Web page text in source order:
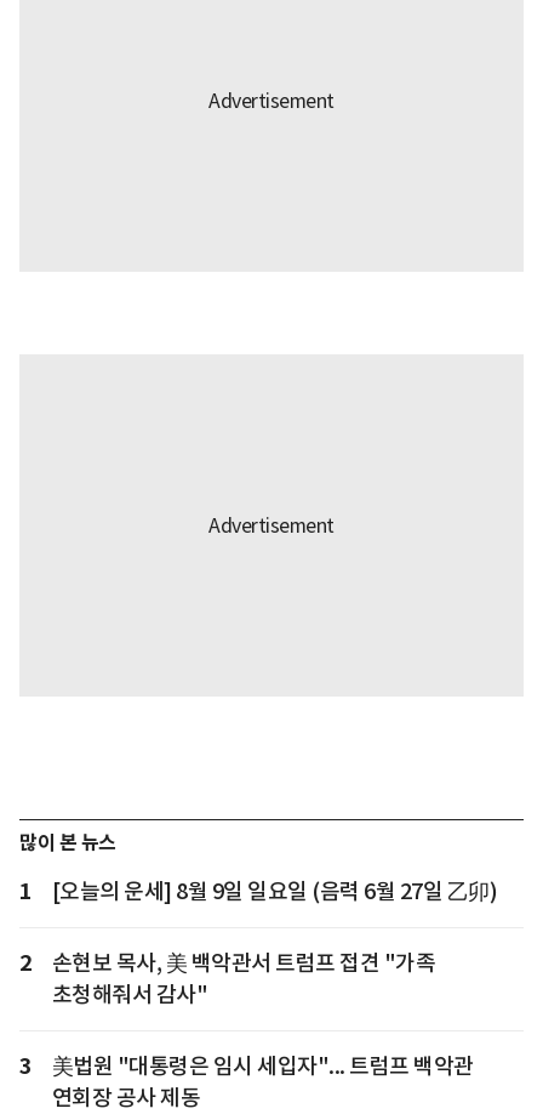
많이 본 뉴스
1 [오늘의 운세] 8월 9일 일요일 (음력 6월 27일 乙卯)
2
손현보 목사, 美 백악관서 트럼프 접견 "가족
초청해줘서 감사"
3
美법원 "대통령은 임시 세입자"... 트럼프 백악관
연회장 공사 제동